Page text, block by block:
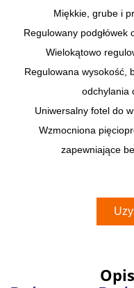
Miękkie, grube i
Regulowany
Wielokątowo
Regulowana wysokość,
odchylania
Uniwersalny fotel do
Wzmocniona
zapewniające